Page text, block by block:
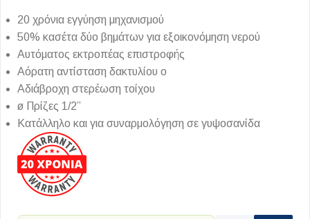
20 χρόνια εγγύηση μηχανισμού
50% κασέτα δύο βημάτων για εξοικονόμηση νερού
Αυτόματος εκτροπέας επιστροφής
Αόρατη αντίσταση δακτυλίου ο
Αδιάβροχη στερέωση τοίχου
ø Πρίζες 1/2”
Κατάλληλο και για συναρμολόγηση σε γυψοσανίδα